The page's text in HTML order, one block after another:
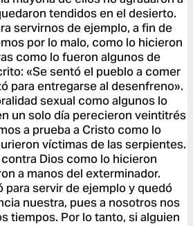
tendidos en el desierto.
servirnos de ejemplo, a fin de
por lo malo, como lo hicieron
como lo fueron algunos de
«Se sentó el pueblo a comer
para entregarse al desenfreno».
sexual como algunos lo
un solo día perecieron veintitrés
a prueba a Cristo como lo
víctimas de las serpientes.
Dios como lo hicieron
a manos del exterminador.
para servir de ejemplo y quedó
nuestra, pues a nosotros nos
tiempos. Por lo tanto, si alguien